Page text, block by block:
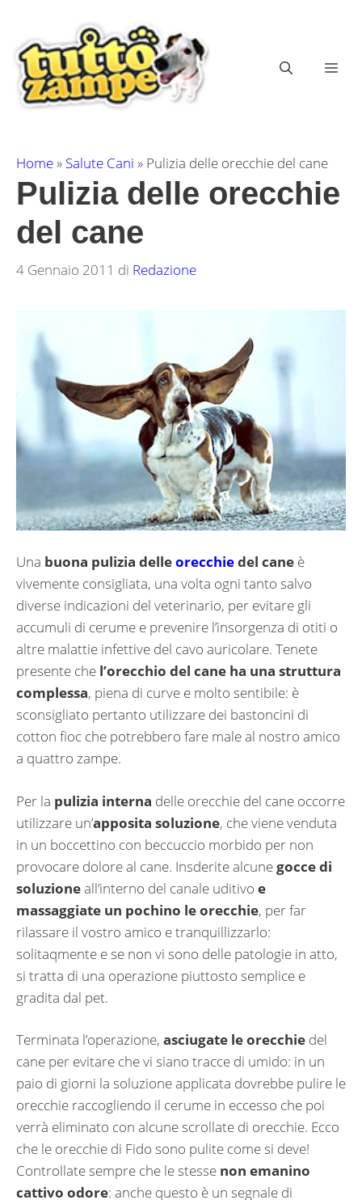
contenuto
Home» Salute Cani » Pulizia delle orecchie del cane
Pulizia delle orecchie
del cane
4 Gennaio 2011 di Redazione
Una buona pulizia delleorecchiedel cane è
vivemente consigliata, una volta ogni tanto salvo
diverse indicazioni del veterinario, per evitare gli
accumuli di cerume e prevenire l’insorgenza di otiti o
altre malattie infettive del cavo auricolare. Tenete
presente che l’orecchio del cane ha una struttura
complessa, piena di curve e molto sentibile: è
sconsigliato pertanto utilizzare dei bastoncini di
cotton fioc che potrebbero fare male al nostro amico
a quattro zampe.
Per la pulizia interna delle orecchie del cane occorre
utilizzare un’apposita soluzione, che viene venduta
in un boccettino con beccuccio morbido per non
provocare dolore al cane. Insderite alcunegocce di
soluzioneall’interno del canale uditivo e
massaggiate un pochino le orecchie, per far
rilassare il vostro amico e tranquillizzarlo:
solitaqmente e se non vi sono delle patologie in atto,
si tratta di una operazione piuttosto semplice e
gradita dal pet.
Terminata l’operazione, asciugate le orecchie del
cane per evitare che vi siano tracce di umido: in un
paio di giorni la soluzione applicata dovrebbe pulire le
orecchie raccogliendo il cerume in eccesso che poi
verrà eliminato con alcune scrollate di orecchie. Ecco
che le orecchie di Fido sono pulite come si deve!
Controllate sempre che le stesse non emanino
cattivo odore: anche questo è un segnale di